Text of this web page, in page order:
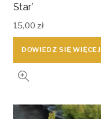
Star’
15,00zł
DOWIEDZ SIĘ WIĘCEJ